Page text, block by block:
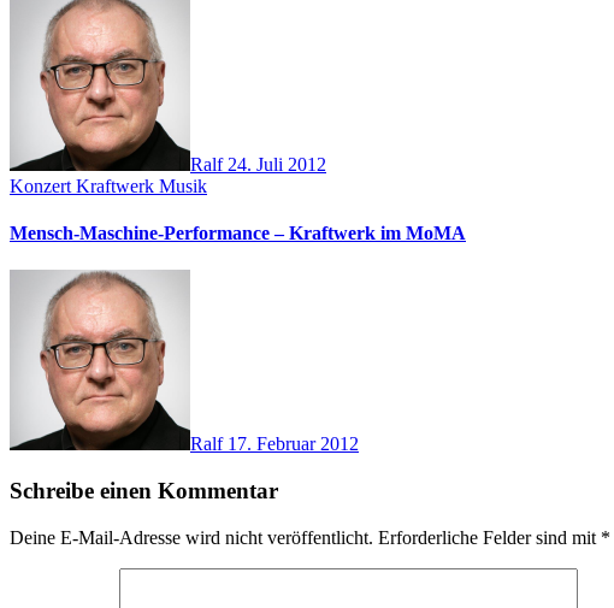
Ralf 24. Juli 2012
Konzert Kraftwerk Musik
Mensch-Maschine-Performance – Kraftwerk im MoMA
Ralf 17. Februar 2012
Schreibe einen Kommentar
Deine E-Mail-Adresse wird nicht veröffentlicht. Erforderliche Felder sind mit *